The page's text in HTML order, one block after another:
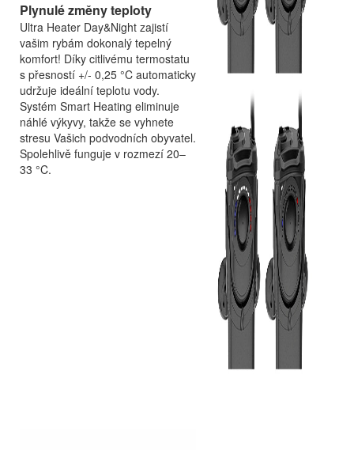
Plynulé změny teploty
Ultra Heater Day&Night zajistí
vašim rybám dokonalý tepelný
komfort! Díky citlivému termostatu
s přesností +/- 0,25 °C automaticky
udržuje ideální teplotu vody.
Systém Smart Heating eliminuje
náhlé výkyvy, takže se vyhnete
stresu Vašich podvodních obyvatel.
Spolehlivě funguje v rozmezí 20–
33 °C.